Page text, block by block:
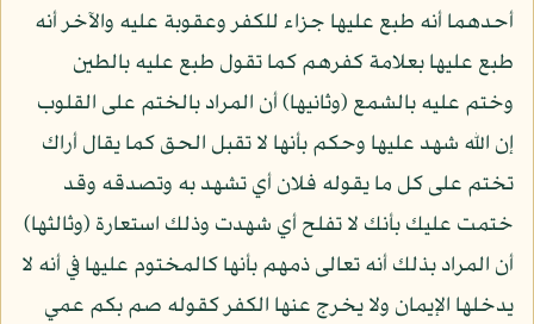
أحدهما أنه طبع عليها جزاء للكفر وعقوبة عليه والآخر أنه
طبع عليها بعلامة كفرهم كما تقول طبع عليه بالطين
وختم عليه بالشمع (وثانيها) أن المراد بالختم على القلوب
إن الله شهد عليها وحكم بأنها لا تقبل الحق كما يقال أراك
تختم على كل ما يقوله فلان أي تشهد به وتصدقه وقد
ختمت عليك بأنك لا تفلح أي شهدت وذلك استعارة (وثالثها)
أن المراد بذلك أنه تعالى ذمهم بأنها كالمختوم عليها في أنه لا
يدخلها الإيمان ولا يخرج عنها الكفر كقوله صم بكم عمي